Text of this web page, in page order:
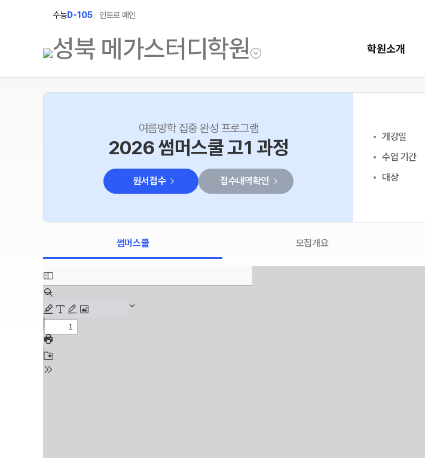
수능D-105 인트로 메인
학원소개
학원시설
방문상담예약
오시는길
고객센터
온라인 상담
자주 묻는 질문
2027 고1 윈터스쿨 N N
2028 고2 정시집중반
여름방학 집중 완성 프로그램
2026 썸머스쿨 고1 과정
원서접수 접수내역확인
개강일
수업 기간
대상
썸머스쿨 모집개요